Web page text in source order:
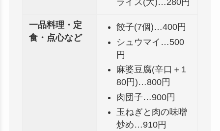
一品料理・定
食・点心など
餃子(7個)…400円
シュウマイ…500
円
麻婆豆腐(辛口＋1
80円)…800円
肉団子…900円
玉ねぎと肉の味噌
炒め…910円